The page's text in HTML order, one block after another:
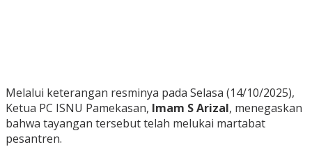
Melalui keterangan resminya pada Selasa (14/10/2025),
Ketua PC ISNU Pamekasan, Imam S Arizal, menegaskan
bahwa tayangan tersebut telah melukai martabat
pesantren.